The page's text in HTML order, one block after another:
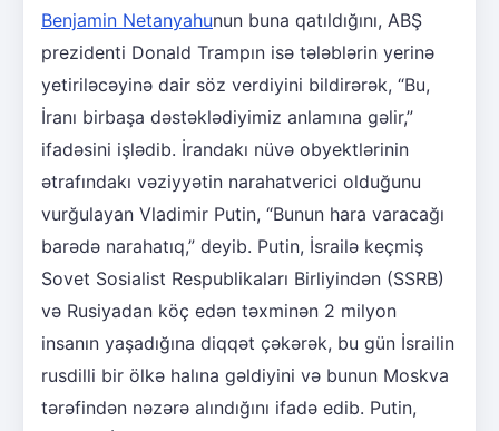
Benjamin Netanyahunun buna qatıldığını, ABŞ
prezidenti Donald Trampın isə tələblərin yerinə
yetiriləcəyinə dair söz verdiyini bildirərək, “Bu,
İranı birbaşa dəstəklədiyimiz anlamına gəlir,”
ifadəsini işlədib. İrandakı nüvə obyektlərinin
ətrafındakı vəziyyətin narahatverici olduğunu
vurğulayan Vladimir Putin, “Bunun hara varacağı
barədə narahatıq,” deyib. Putin, İsrailə keçmiş
Sovet Sosialist Respublikaları Birliyindən (SSRB)
və Rusiyadan köç edən təxminən 2 milyon
insanın yaşadığına diqqət çəkərək, bu gün İsrailin
rusdilli bir ölkə halına gəldiyini və bunun Moskva
tərəfindən nəzərə alındığını ifadə edib. Putin,